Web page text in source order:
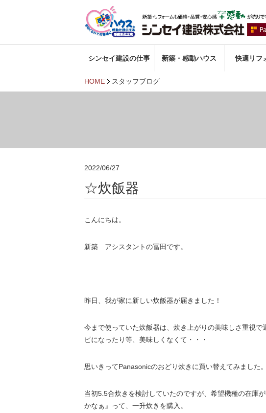
シンセイ建設の仕事 新築・感動ハウス 快適リフ
HOME スタッフブログ
2022/06/27
☆炊飯器
こんにちは。
新築 アシスタントの冨田です。
昨日、我が家に新しい炊飯器が届きました！
今まで使っていた炊飯器は、炊き上がりの美味しさ重視
ピになったり等、美味しくなくて・・・
思いきってPanasonicのおどり炊きに買い替えてみました。
当初5.5合炊きを検討していたのですが、希望機種の在庫
かなぁ』って、一升炊きを購入。